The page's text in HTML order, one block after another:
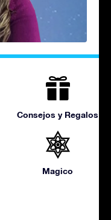
Consejos y Regalos
Magico